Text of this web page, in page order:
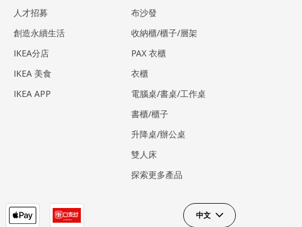
人才招募
創造永續生活
IKEA分店
IKEA 美食
IKEA APP
布沙發
收納櫃/櫃子/層架
PAX 衣櫃
衣櫃
電腦桌/書桌/工作桌
書櫃/櫃子
升降桌/辦公桌
雙人床
探索更多產品
中文